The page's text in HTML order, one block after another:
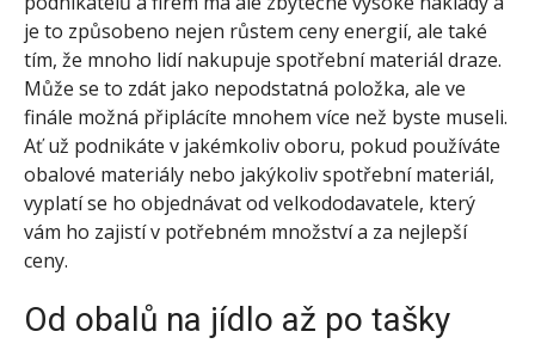
je to způsobeno nejen růstem ceny energií, ale také
tím, že mnoho lidí nakupuje spotřební materiál draze.
Může se to zdát jako nepodstatná položka, ale ve
finále možná připlácíte mnohem více než byste museli.
Ať už podnikáte v jakémkoliv oboru, pokud používáte
obalové materiály nebo jakýkoliv spotřební materiál,
vyplatí se ho objednávat od velkododavatele, který
vám ho zajistí v potřebném množství a za nejlepší
ceny.
Od obalů na jídlo až po tašky